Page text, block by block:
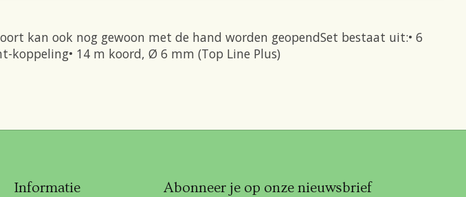
kan ook nog gewoon met de hand worden geopendSet bestaat uit:• 6
koppeling• 14 m koord, Ø 6 mm (Top Line Plus)
Informatie Abonneer je op onze nieuwsbrief